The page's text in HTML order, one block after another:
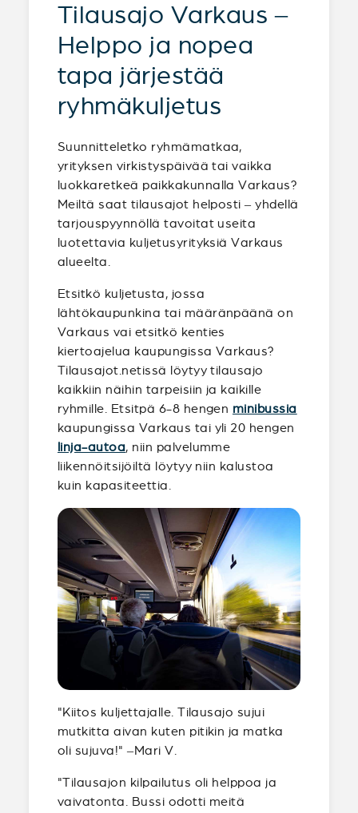
Tilausajo Varkaus –
Helppo ja nopea
tapa järjestää
ryhmäkuljetus
Suunnitteletko ryhmämatkaa,
yrityksen virkistyspäivää tai vaikka
luokkaretkeä paikkakunnalla Varkaus?
Meiltä saat tilausajot helposti – yhdellä
tarjouspyynnöllä tavoitat useita
luotettavia kuljetusyrityksiä Varkaus
alueelta.
Etsitkö kuljetusta, jossa
lähtökaupunkina tai määränpäänä on
Varkaus vai etsitkö kenties
kiertoajelua kaupungissa Varkaus?
Tilausajot.netissä löytyy tilausajo
kaikkiin näihin tarpeisiin ja kaikille
ryhmille. Etsitpä 6-8 hengen minibussia
kaupungissa Varkaus tai yli 20 hengen
linja-autoa, niin palvelumme
liikennöitsijöiltä löytyy niin kalustoa
kuin kapasiteettia.
"Kiitos kuljettajalle. Tilausajo sujui
mutkitta aivan kuten pitikin ja matka
oli sujuva!" –Mari V.
"Tilausajon kilpailutus oli helppoa ja
vaivatonta. Bussi odotti meitä